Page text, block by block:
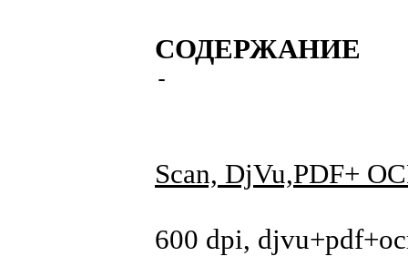
СОДЕРЖАНИЕ
-
Scan, DjVu,PDF+
600 dpi,